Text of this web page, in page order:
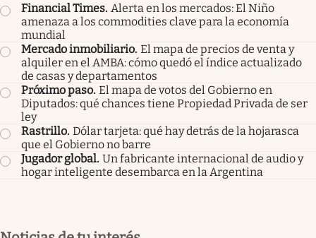
Financial Times. Alerta en los mercados: El Niño
amenaza a los commodities clave para la economía
mundial
Mercado inmobiliario. El mapa de precios de venta y
alquiler en el AMBA: cómo quedó el índice actualizado
de casas y departamentos
Próximo paso. El mapa de votos del Gobierno en
Diputados: qué chances tiene Propiedad Privada de ser
ley
Rastrillo. Dólar tarjeta: qué hay detrás de la hojarasca
que el Gobierno no barre
Jugador global. Un fabricante internacional de audio y
hogar inteligente desembarca en la Argentina